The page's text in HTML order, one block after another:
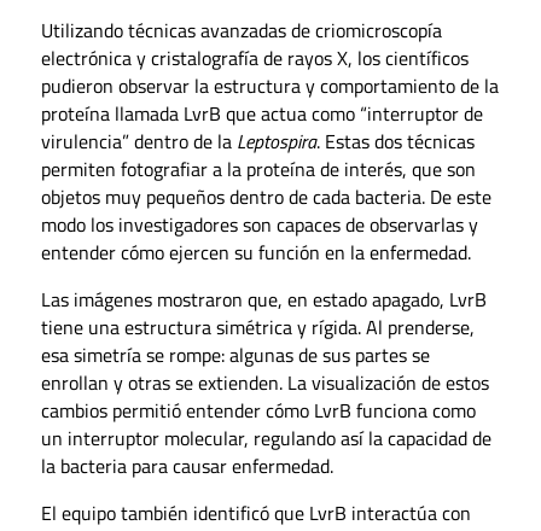
Utilizando técnicas avanzadas de criomicroscopía
electrónica y cristalografía de rayos X, los científicos
pudieron observar la estructura y comportamiento de la
proteína llamada LvrB que actua como “interruptor de
virulencia” dentro de la Leptospira. Estas dos técnicas
permiten fotografiar a la proteína de interés, que son
objetos muy pequeños dentro de cada bacteria. De este
modo los investigadores son capaces de observarlas y
entender cómo ejercen su función en la enfermedad.
Las imágenes mostraron que, en estado apagado, LvrB
tiene una estructura simétrica y rígida. Al prenderse,
esa simetría se rompe: algunas de sus partes se
enrollan y otras se extienden. La visualización de estos
cambios permitió entender cómo LvrB funciona como
un interruptor molecular, regulando así la capacidad de
la bacteria para causar enfermedad.
El equipo también identificó que LvrB interactúa con